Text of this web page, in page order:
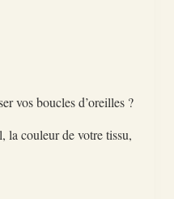
vos boucles d’oreilles ?
la couleur de votre tissu,